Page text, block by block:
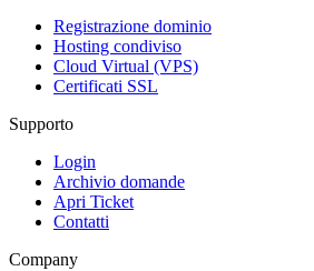
Registrazione dominio
Hosting condiviso
Cloud Virtual (VPS)
Certificati SSL
Supporto
Login
Archivio domande
Apri Ticket
Contatti
Company